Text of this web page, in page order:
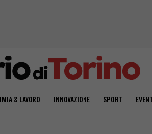
& LAVORO INNOVAZIONE SPORT